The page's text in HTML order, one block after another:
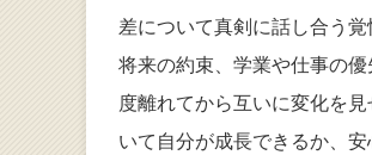
差について真剣に話し合う
将来の約束、学業や仕事の
度離れてから互いに変化を
いて自分が成長できるか、